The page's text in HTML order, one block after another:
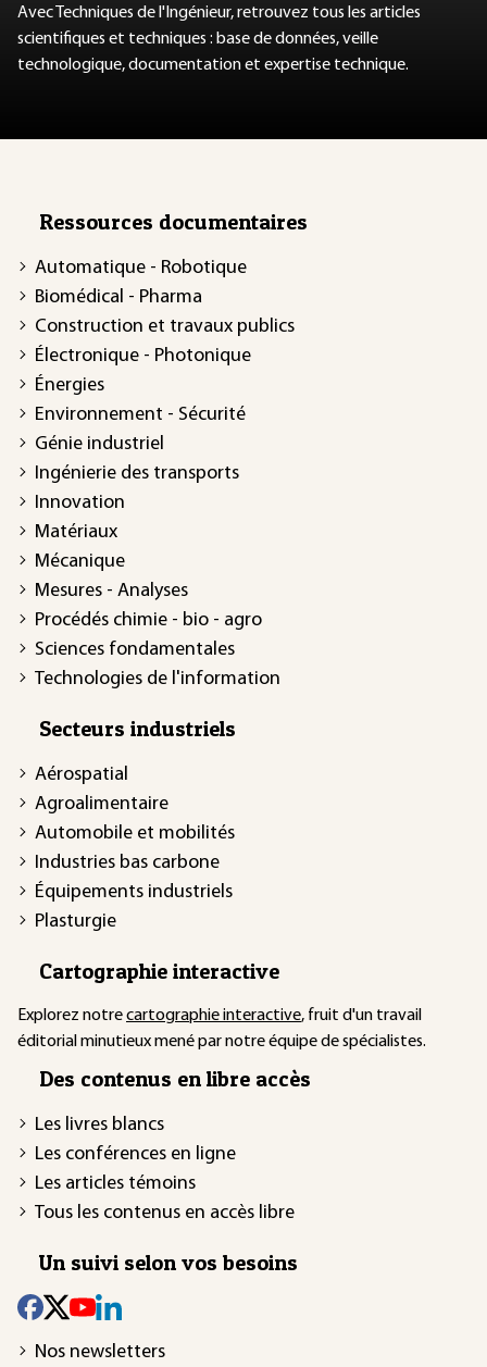
Avec Techniques de l'Ingénieur, retrouvez tous les articles
scientifiques et techniques : base de données, veille
technologique, documentation et expertise technique.
Ressources documentaires
Automatique - Robotique
Biomédical - Pharma
Construction et travaux publics
Électronique - Photonique
Énergies
Environnement - Sécurité
Génie industriel
Ingénierie des transports
Innovation
Matériaux
Mécanique
Mesures - Analyses
Procédés chimie - bio - agro
Sciences fondamentales
Technologies de l'information
Secteurs industriels
Aérospatial
Agroalimentaire
Automobile et mobilités
Industries bas carbone
Équipements industriels
Plasturgie
Cartographie interactive
Explorez notrecartographie interactive, fruit d'un travail
éditorial minutieux mené par notre équipe de spécialistes.
Des contenus en libre accès
Les livres blancs
Les conférences en ligne
Les articles témoins
Tous les contenus en accès libre
Un suivi selon vos besoins
Nos newsletters